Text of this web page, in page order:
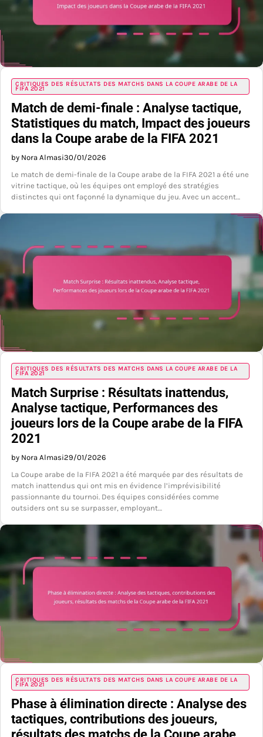
CRITIQUES DES RÉSULTATS DES MATCHS DANS LA COUPE ARABE DE LA
FIFA 2021
Match de demi-finale : Analyse tactique,
Statistiques du match, Impact des joueurs
dans la Coupe arabe de la FIFA 2021
by Nora Almasi30/01/2026
Le match de demi-finale de la Coupe arabe de la FIFA 2021 a été une
vitrine tactique, où les équipes ont employé des stratégies
distinctes qui ont façonné la dynamique du jeu. Avec un accent…
CRITIQUES DES RÉSULTATS DES MATCHS DANS LA COUPE ARABE DE LA
FIFA 2021
Match Surprise : Résultats inattendus,
Analyse tactique, Performances des
joueurs lors de la Coupe arabe de la FIFA
2021
by Nora Almasi29/01/2026
La Coupe arabe de la FIFA 2021 a été marquée par des résultats de
match inattendus qui ont mis en évidence l’imprévisibilité
passionnante du tournoi. Des équipes considérées comme
outsiders ont su se surpasser, employant…
CRITIQUES DES RÉSULTATS DES MATCHS DANS LA COUPE ARABE DE LA
FIFA 2021
Phase à élimination directe : Analyse des
tactiques, contributions des joueurs,